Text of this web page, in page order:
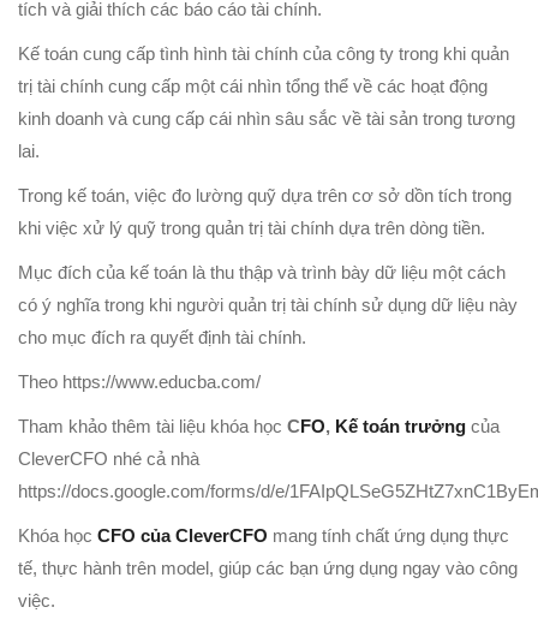
tích và giải thích các báo cáo tài chính.
Kế toán cung cấp tình hình tài chính của công ty trong khi quản
trị tài chính cung cấp một cái nhìn tổng thể về các hoạt động
kinh doanh và cung cấp cái nhìn sâu sắc về tài sản trong tương
lai.
Trong kế toán, việc đo lường quỹ dựa trên cơ sở dồn tích trong
khi việc xử lý quỹ trong quản trị tài chính dựa trên dòng tiền.
Mục đích của kế toán là thu thập và trình bày dữ liệu một cách
có ý nghĩa trong khi người quản trị tài chính sử dụng dữ liệu này
cho mục đích ra quyết định tài chính.
Theo https://www.educba.com/
Tham khảo thêm tài liệu khóa học CFO, Kế toán trưởng của
CleverCFO nhé cả nhà
https://docs.google.com/forms/d/e/
Khóa học CFO của CleverCFO mang tính chất ứng dụng thực
tế, thực hành trên model, giúp các bạn ứng dụng ngay vào công
việc.